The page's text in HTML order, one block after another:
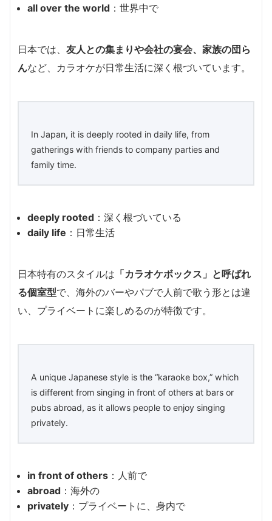
all over the world ：世界中で
日本では、 友人との集まりや会社の宴会、家族の団ら
んなど、カラオケが日常生活に深く根づいています。
In Japan, it is deeply rooted in daily life, from
gatherings with friends to company parties and
family time.
deeply rooted ：深く根づいている
daily life ：日常生活
日本特有のスタイルは 「カラオケボックス」と呼ばれ
る個室型で、海外のバーやパブで人前で歌う形とは違
い、プライベートに楽しめるのが特徴です。
A unique Japanese style is the “karaoke box,” which
is different from singing in front of others at bars or
pubs abroad, as it allows people to enjoy singing
privately.
in front of others ：人前で
abroad ：海外の
privately ：プライベートに、身内で